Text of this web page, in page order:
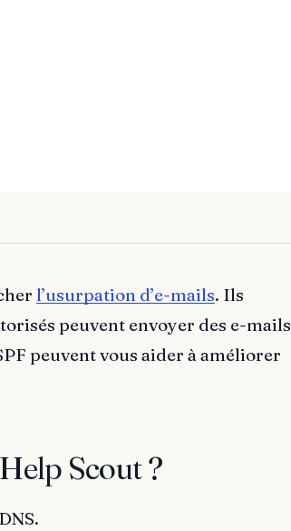
l’usurpation d’e-mails. Ils
peuvent envoyer des e-mails
peuvent vous aider à améliorer
Scout ?